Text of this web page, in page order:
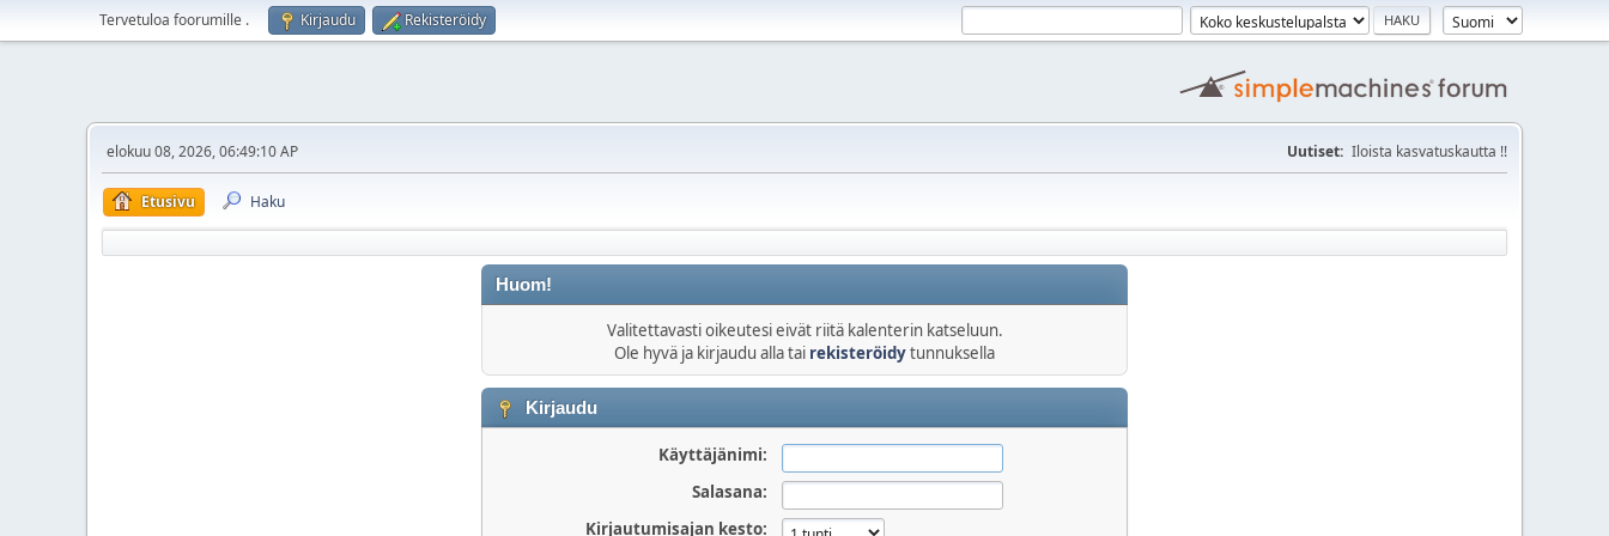
Tervetuloa foorumille . Kirjaudu Rekisteröidy
elokuu 08, 2026, 06:49:10 AP Uutiset: Iloista kasvatuskautta !!
Etusivu Haku
Huom!
Valitettavasti oikeutesi eivät riitä kalenterin katseluun.
Ole hyvä ja kirjaudu alla tai rekisteröidytunnuksella
Kirjaudu
Käyttäjänimi:
Salasana:
Kirjautumisajan kesto: